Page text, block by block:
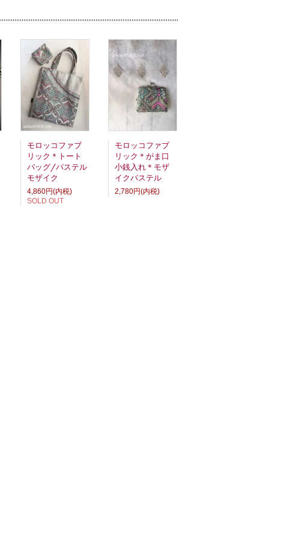
モロッコファブ
リック＊トート
バッグ/パステル
モザイク
4,860円(内税)
SOLD OUT
モロッコファブ
リック＊がま口
小銭入れ＊モザ
イクパステル
2,780円(内税)